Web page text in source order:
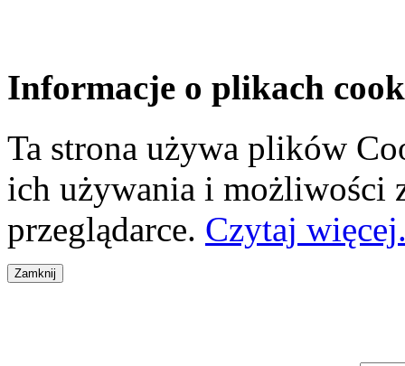
Informacje o plikach
Ta strona używa plików
ich używania i możliwości
przeglądarce. Czytaj